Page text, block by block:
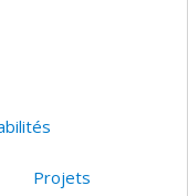
Projets